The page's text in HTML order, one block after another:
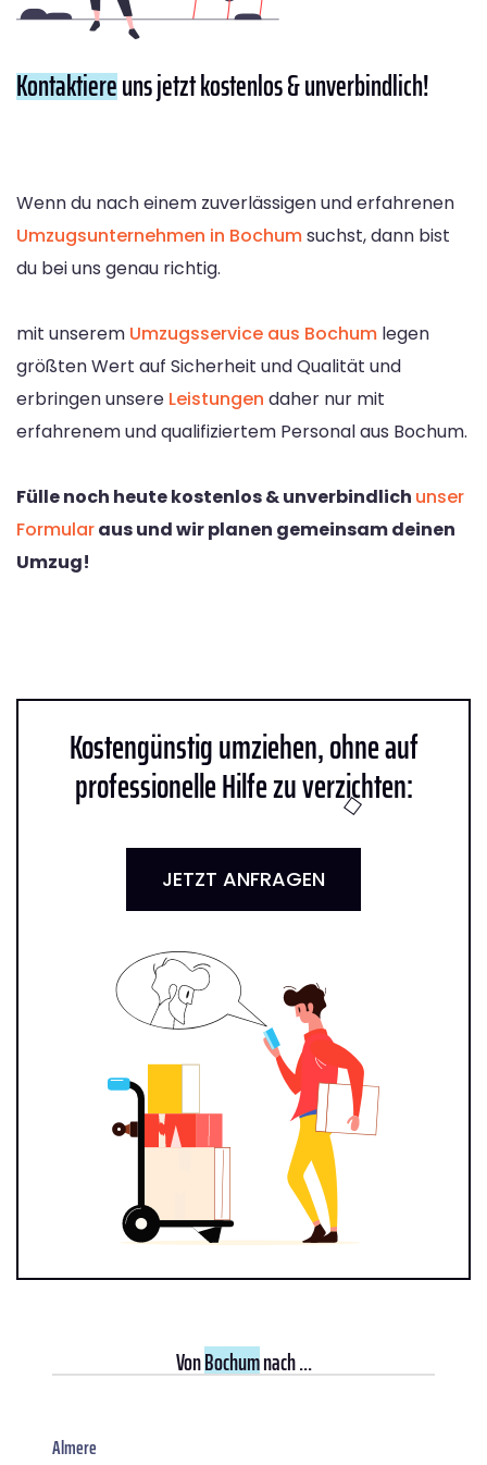
Kontaktiereuns jetzt kostenlos & unverbindlich!
Wenn du nach einem zuverlässigen und erfahrenen
Umzugsunternehmen in Bochumsuchst, dann bist
du bei uns genau richtig.
mit unserem Umzugsservice aus Bochum legen
größten Wert auf Sicherheit und Qualität und
erbringen unsere Leistungen daher nur mit
erfahrenem und qualifiziertem Personal aus Bochum.
Fülle noch heute kostenlos & unverbindlich unser
Formularaus und wir planen gemeinsam deinen
Umzug!
Kostengünstig umziehen, ohne auf
professionelle Hilfe zu verzichten:
JETZT ANFRAGEN
VonBochumnach ...
Almere